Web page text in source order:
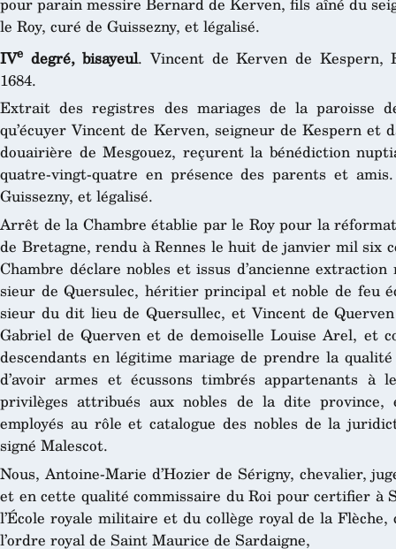
le Roy, curé de Guissezny, et légalisé.
IVe degré, bisayeul. Vincent de Kerven de Kespern,
1684.
Extrait des registres des mariages de la paroisse
qu’écuyer Vincent de Kerven, seigneur de Kespern et
douairière de Mesgouez, reçurent la bénédiction
quatre-vingt-quatre en présence des parents et
Guissezny, et légalisé.
Arrêt de la Chambre établie par le Roy pour la
de Bretagne, rendu à Rennes le huit de janvier mil six
Chambre déclare nobles et issus d’ancienne
sieur de Quersulec, héritier principal et noble de feu
sieur du dit lieu de Quersullec, et Vincent de
Gabriel de Querven et de demoiselle Louise Arel, et
descendants en légitime mariage de prendre la
d’avoir armes et écussons timbrés appartenants
privilèges attribués aux nobles de la dite
employés au rôle et catalogue des nobles de la
signé Malescot.
Nous, Antoine-Marie d’Hozier de Sérigny, chevalier,
et en cette qualité commissaire du Roi pour certifier à
l’École royale militaire et du collège royal de la
l’ordre royal de Saint Maurice de Sardaigne,